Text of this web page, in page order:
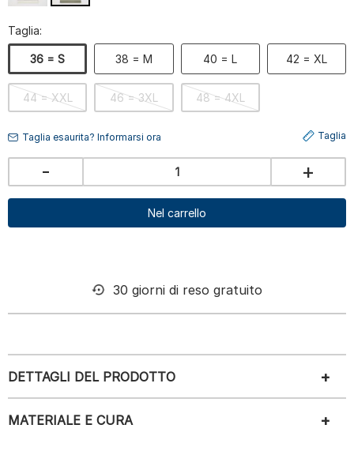
Taglia:
36 = S 38 = M 40 = L 42 = XL
44 = XXL 46 = 3XL 48 = 4XL
Taglia esaurita? Informarsi ora Taglia
- +
Nel carrello
30 giorni di reso gratuito
DETTAGLI DEL PRODOTTO
MATERIALE E CURA